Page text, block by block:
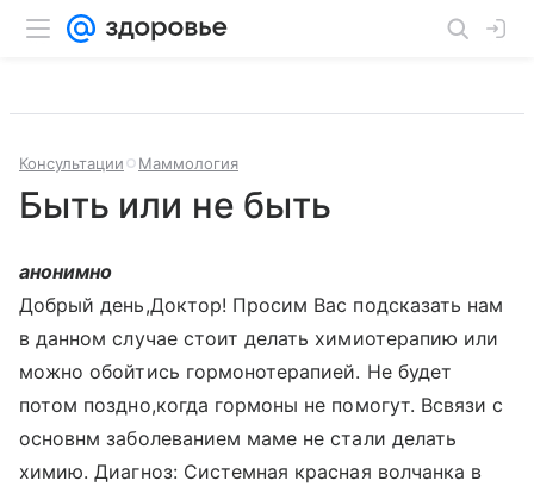
Консультации Маммология
Быть или не быть
анонимно
Добрый день,Доктор! Просим Вас подсказать нам
в данном случае стоит делать химиотерапию или
можно обойтись гормонотерапией. Не будет
потом поздно,когда гормоны не помогут. Всвязи с
основнм заболеванием маме не стали делать
химию. Диагноз: Системная красная волчанка в